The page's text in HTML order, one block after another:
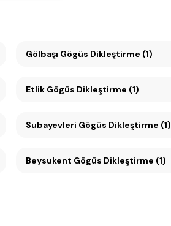
Gölbaşı Gögüs Dikleştirme (1)
Etlik Gögüs Dikleştirme (1)
Subayevleri Gögüs Dikleştirme (1)
Beysukent Gögüs Dikleştirme (1)